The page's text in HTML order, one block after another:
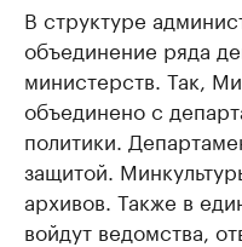
В структуре
объединение ряда
министерств. Так,
объединено с
политики.​
защитой.
архивов. Также в
войдут ведомства,